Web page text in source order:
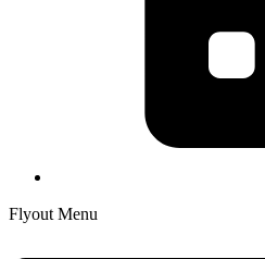
Flyout Menu